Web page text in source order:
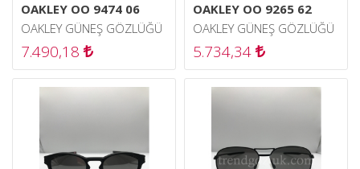
OAKLEY OO 9474 06
OAKLEY GÜNEŞ GÖZLÜĞÜ
7.490,18
OAKLEY OO 9265 62
OAKLEY GÜNEŞ GÖZLÜĞÜ
5.734,34